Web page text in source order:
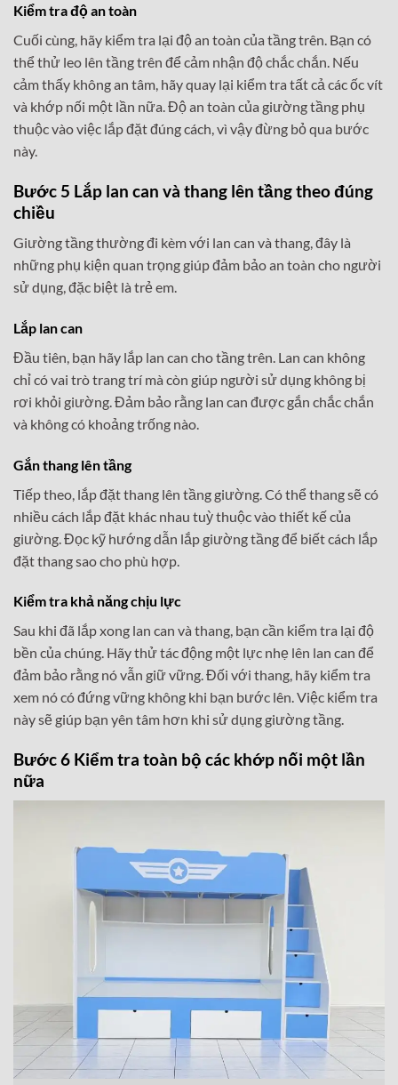
Kiểm tra độ an toàn
Cuối cùng, hãy kiểm tra lại độ an toàn của tầng trên. Bạn có
thể thử leo lên tầng trên để cảm nhận độ chắc chắn. Nếu
cảm thấy không an tâm, hãy quay lại kiểm tra tất cả các ốc vít
và khớp nối một lần nữa. Độ an toàn của giường tầng phụ
thuộc vào việc lắp đặt đúng cách, vì vậy đừng bỏ qua bước
này.
Bước 5 Lắp lan can và thang lên tầng theo đúng
chiều
Giường tầng thường đi kèm với lan can và thang, đây là
những phụ kiện quan trọng giúp đảm bảo an toàn cho người
sử dụng, đặc biệt là trẻ em.
Lắp lan can
Đầu tiên, bạn hãy lắp lan can cho tầng trên. Lan can không
chỉ có vai trò trang trí mà còn giúp người sử dụng không bị
rơi khỏi giường. Đảm bảo rằng lan can được gắn chắc chắn
và không có khoảng trống nào.
Gắn thang lên tầng
Tiếp theo, lắp đặt thang lên tầng giường. Có thể thang sẽ có
nhiều cách lắp đặt khác nhau tuỳ thuộc vào thiết kế của
giường. Đọc kỹ hướng dẫn lắp giường tầng để biết cách lắp
đặt thang sao cho phù hợp.
Kiểm tra khả năng chịu lực
Sau khi đã lắp xong lan can và thang, bạn cần kiểm tra lại độ
bền của chúng. Hãy thử tác động một lực nhẹ lên lan can để
đảm bảo rằng nó vẫn giữ vững. Đối với thang, hãy kiểm tra
xem nó có đứng vững không khi bạn bước lên. Việc kiểm tra
này sẽ giúp bạn yên tâm hơn khi sử dụng giường tầng.
Bước 6 Kiểm tra toàn bộ các khớp nối một lần
nữa